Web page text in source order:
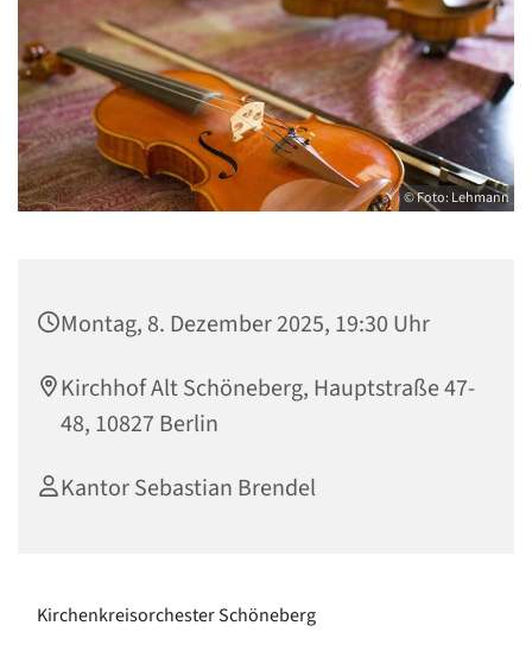
© Foto: Lehmann
Montag, 8. Dezember 2025, 19:30 Uhr
Kirchhof Alt Schöneberg, Hauptstraße 47-
48, 10827 Berlin
Kantor Sebastian Brendel
Kirchenkreisorchester Schöneberg